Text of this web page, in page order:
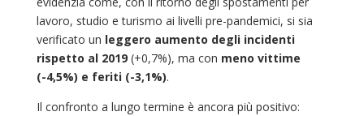
lavoro, studio e turismo ai livelli pre-pandemici, si sia
verificato un leggero aumento degli incidenti
rispetto al 2019(+0,7%), ma con meno vittime
(-4,5%) e feriti (-3,1%).
Il confronto a lungo termine è ancora più positivo: